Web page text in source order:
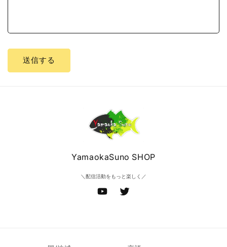
送信する
YamaokaSuno SHOP
＼配信活動をもっと楽しく／
YouTubeTwitter